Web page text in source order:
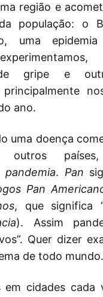
região e
população: o
uma
gripe e
principalmente
ano.
uma doença
outros
pandemia. Pan
Pan
, que significa
). Assim
Quer dizer
de todo mundo.
em cidades cada